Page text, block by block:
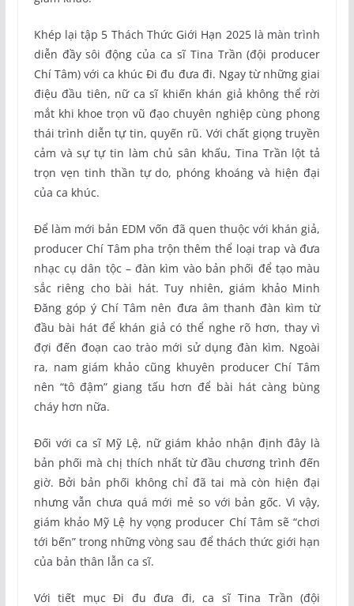
Khép lại tập 5 Thách Thức Giới Hạn 2025 là màn trình
diễn đầy sôi động của ca sĩ Tina Trần (đội producer
Chí Tâm) với ca khúc Đi đu đưa đi. Ngay từ những giai
điệu đầu tiên, nữ ca sĩ khiến khán giả không thể rời
mắt khi khoe trọn vũ đạo chuyên nghiệp cùng phong
thái trình diễn tự tin, quyến rũ. Với chất giọng truyền
cảm và sự tự tin làm chủ sân khấu, Tina Trần lột tả
trọn vẹn tinh thần tự do, phóng khoáng và hiện đại
của ca khúc.
Để làm mới bản EDM vốn đã quen thuộc với khán giả,
producer Chí Tâm pha trộn thêm thể loại trap và đưa
nhạc cụ dân tộc – đàn kìm vào bản phối để tạo màu
sắc riêng cho bài hát. Tuy nhiên, giám khảo Minh
Đăng góp ý Chí Tâm nên đưa âm thanh đàn kìm từ
đầu bài hát để khán giả có thể nghe rõ hơn, thay vì
đợi đến đoạn cao trào mới sử dụng đàn kìm. Ngoài
ra, nam giám khảo cũng khuyên producer Chí Tâm
nên “tô đậm” giang tấu hơn để bài hát càng bùng
cháy hơn nữa.
Đối với ca sĩ Mỹ Lệ, nữ giám khảo nhận định đây là
bản phối mà chị thích nhất từ đầu chương trình đến
giờ. Bởi bản phối không chỉ đã tai mà còn hiện đại
nhưng vẫn chưa quá mới mẻ so với bản gốc. Vì vậy,
giám khảo Mỹ Lệ hy vọng producer Chí Tâm sẽ “chơi
tới bến” trong những vòng sau để thách thức giới hạn
của bản thân lẫn ca sĩ.
Với tiết mục Đi đu đưa đi, ca sĩ Tina Trần (đội